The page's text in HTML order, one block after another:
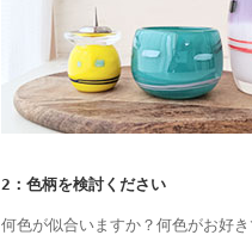
2：色柄を検討ください
何色が似合いますか？何色がお好